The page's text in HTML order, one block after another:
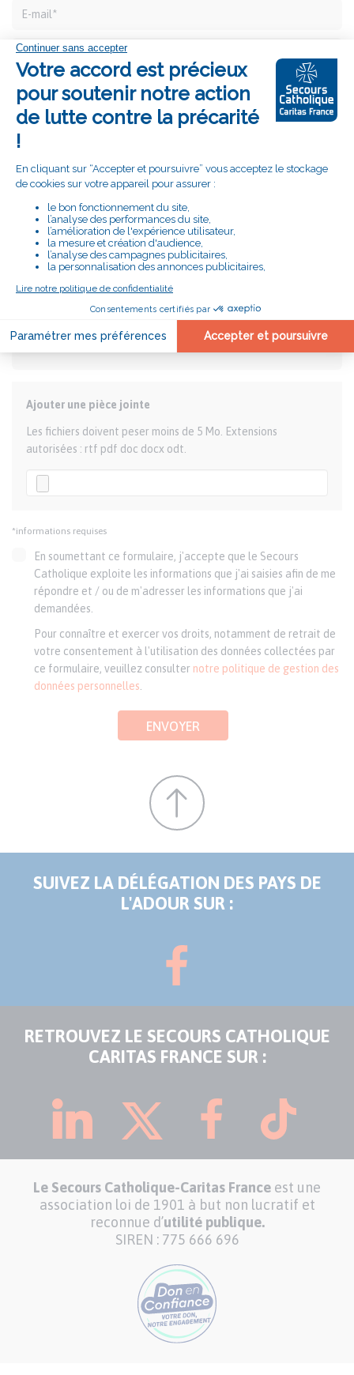
Vous connaissez des difficultés et souhaitez être
accompagné, remplissez ce formulaire et nous vous
recontacterons pour envisager avec vous la meilleure
réponse à apporter.
Ajouter une pièce jointe
Les fichiers doivent peser moins de 5 Mo. Extensions
autorisées : rtf pdf doc docx odt.
*informations requises
En soumettant ce formulaire, j'accepte que le Secours
Catholique exploite les informations que j'ai saisies afin de me
répondre et / ou de m'adresser les informations que j'ai
demandées.
Pour connaître et exercer vos droits, notamment de retrait de
votre consentement à l'utilisation des données collectées par
ce formulaire, veuillez consulter notre politique de gestion des
données personnelles
ENVOYER
SUIVEZ LA DÉLÉGATION DES PAYS DE
L'ADOUR SUR :
RETROUVEZ LE SECOURS CATHOLIQUE
CARITAS FRANCE SUR :
Le Secours Catholique-Caritas France est une
association loi de 1901 à but non lucratif et
reconnue d’utilité publique.
SIREN : 775 666 696